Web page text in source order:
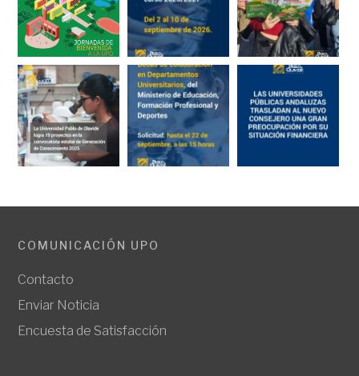
COMUNICACIÓN UPO
Contacto
Enviar Noticia
Encuesta de Satisfacción